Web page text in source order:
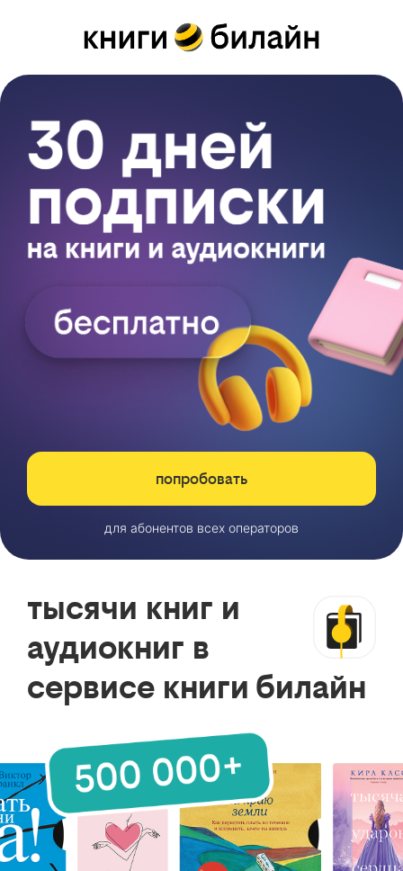
попробовать
для абонентов всех операторов
тысячи книг и
аудиокниг в
сервисе книги билайн